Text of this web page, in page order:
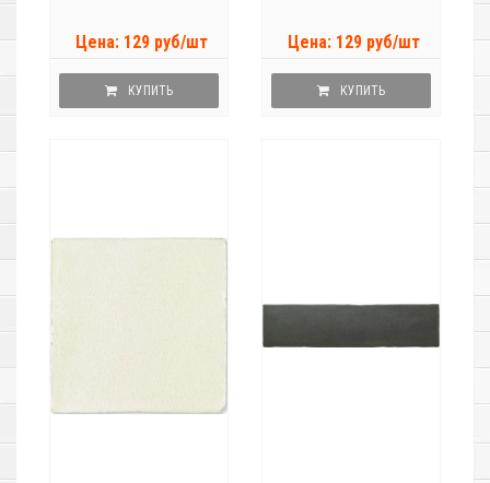
Цена: 129 руб/шт
КУПИТЬ
Цена: 129 руб/шт
КУПИТЬ